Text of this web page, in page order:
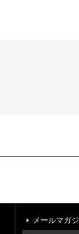
メールマガ